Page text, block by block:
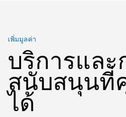
เพิ่มมูลค่า
บริการและ
สนับสนุนที่
ได้